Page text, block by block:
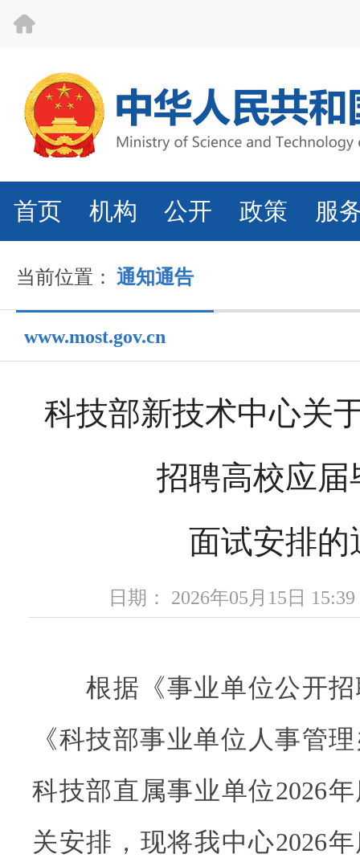
首页 机构 公开 政策 服
当前位置： 通知通告
www.most.gov.cn
科技部新技术中心关
招聘高校应届
面试安排的
日期： 2026年05月15日
根据《事业单位公开招
《科技部事业单位人事管
科技部直属事业单位2026
关安排，现将我中心2026